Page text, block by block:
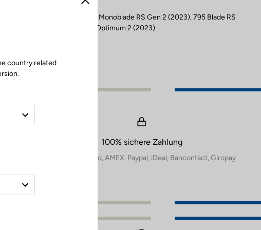
Kompatibel mit 796 Monoblade RS Gen 2 (2023), 795 Blade RS
Gen 2 (2024), 765 Optimum 2 (2023)
100% sichere Zahlung
Visa, Mastercard, AMEX, Paypal, iDeal, Bancontact, Giropay
Schließen
country related